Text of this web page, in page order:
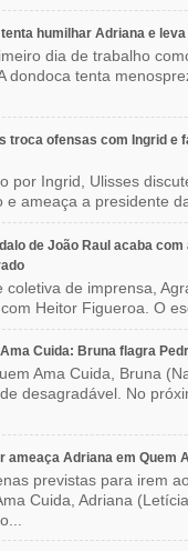
humilhar Adriana e
dia de trabalho
dondoca tenta
troca ofensas com Ingrid e
por Ingrid, Ulisses
e ameaça a presidente
de João Raul acaba
coletiva de imprensa,
Heitor Figueroa. O
Cuida: Bruna flagra
Ama Cuida, Bruna
desagradável. No
ameaça Adriana em Quem
previstas para irem
Cuida, Adriana